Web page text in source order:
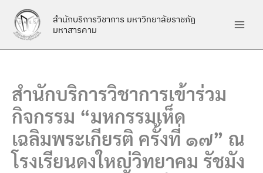
content
สำนักบริการวิชาการ มหาวิทยาลัยราชภัฏ
มหาสารคาม
สำนักบริการวิชาการเข้าร่วม
กิจกรรม “มหกรรมเห็ด
เฉลิมพระเกียรติ ครั้งที่ ๑๗” ณ
โรงเรียนดงใหญ่วิทยาคม รัชมัง